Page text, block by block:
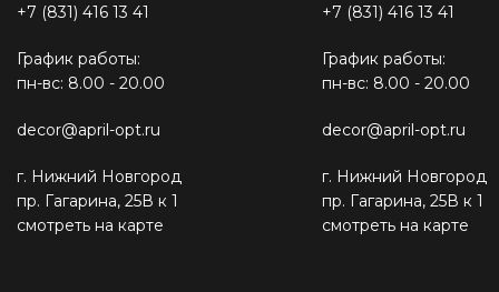
+7 (831) 416 13 41
График работы:
пн-вс: 8.00 - 20.00
decor@april-opt.ru
г. Нижний Новгород
пр. Гагарина, 25В к 1
смотреть на карте
+7 (831) 416 13 41
График работы:
пн-вс: 8.00 - 20.00
decor@april-opt.ru
г. Нижний Новгород
пр. Гагарина, 25В к 1
смотреть на карте